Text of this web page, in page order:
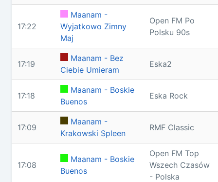
17:22
Maanam -
Wyjatkowo Zimny
Maj
Open FM Po
Polsku 90s
17:19
Maanam - Bez
Ciebie Umieram
Eska2
17:18
Maanam - Boskie
Buenos
Eska Rock
17:09
Maanam -
Krakowski Spleen
RMF Classic
17:08
Maanam - Boskie
Buenos
Open FM Top
Wszech Czasów
- Polska